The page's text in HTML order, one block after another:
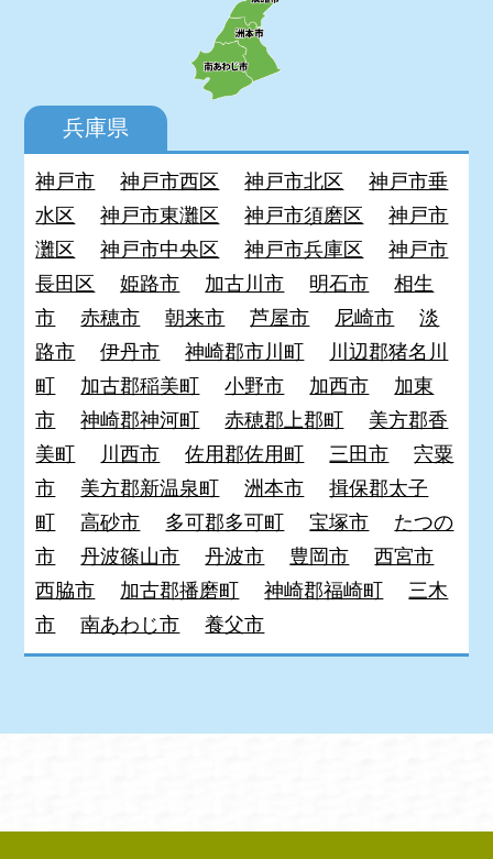
兵庫県
神戸市 神戸市西区 神戸市北区
神戸市垂
水区
神戸市東灘区 神戸市須磨区
神戸市
灘区
神戸市中央区 神戸市兵庫区
神戸市
長田区
姫路市 加古川市 明石市
相生
市
赤穂市 朝来市 芦屋市 尼崎市
淡
路市
伊丹市 神崎郡市川町
川辺郡猪名川
町
加古郡稲美町 小野市 加西市
加東
市
神崎郡神河町 赤穂郡上郡町
美方郡香
美町
川西市 佐用郡佐用町 三田市
宍粟
市
美方郡新温泉町 洲本市
揖保郡太子
町
高砂市 多可郡多可町 宝塚市
たつの
市
丹波篠山市 丹波市 豊岡市
西宮市
西脇市
加古郡播磨町 神崎郡福崎町
三木
市
南あわじ市 養父市